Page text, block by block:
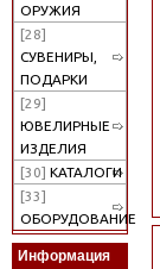
ОРУЖИЯ
[28]
СУВЕНИРЫ,
ПОДАРКИ
[29]
ЮВЕЛИРНЫЕ
ИЗДЕЛИЯ
[30] КАТАЛОГИ
[33]
ОБОРУДОВАНИЕ
Информация